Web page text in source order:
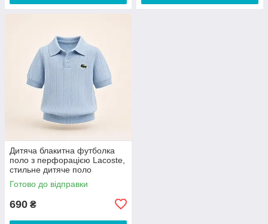
Дитяча блакитна футболка
поло з перфорацією Lacoste,
стильне дитяче поло
Готово до відправки
690 ₴